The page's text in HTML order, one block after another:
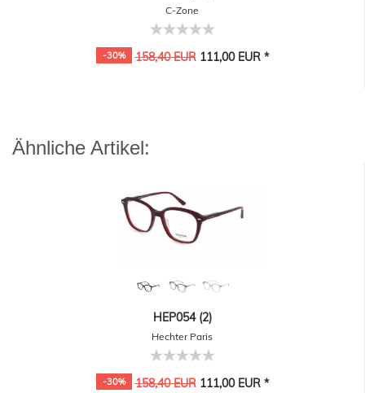
C-Zone
-30% 158,40 EUR111,00 EUR *
Ähnliche Artikel:
HEP054 (2)
Hechter Paris
-30% 158,40 EUR111,00 EUR *